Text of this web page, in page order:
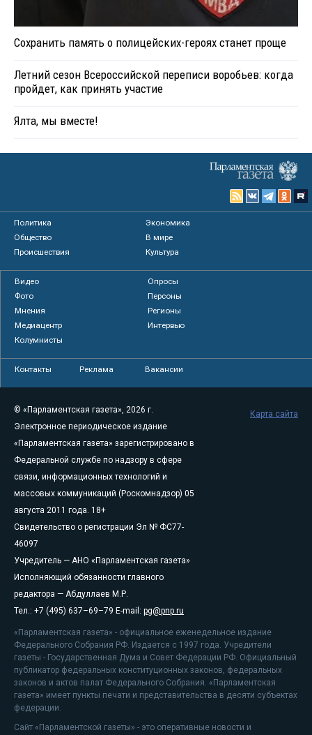
Сохранить память о полицейских-героях станет проще
Летний сезон Всероссийской переписи воробьев: когда
пройдет, как принять участие
Ялта, мы вместе!
Политика
Экономика
Общество
В мире
Происшествия
Культура
Видео
Опросы
Фото
Персоны
Мнения
Регионы
Медиацентр
Интервью
Колумнисты
Контакты Реклама Вакансии
© «Парламентская газета», 2026 г.
Электронное периодическое издание
«Парламентская газета» зарегистрировано в
Федеральной службе по надзору в сфере
связи, информационных технологий и
массовых коммуникаций (Роскомнадзор) 05
августа 2011 года. 18+
Свидетельство о регистрации Эл № ФС77-
46097
Учредитель — АНО «Парламентская газета»
Исполняющий обязанности главного
редактора — Абдуллаев М.Р.
Тел.: +7 (495) 637–69–79 E-mail: pg@pnp.ru
«Парламентская газета» - официальное еженедельное издание
Федерального Собрания РФ. Издается с 1997 года. Учредители
газеты - Государственная Дума и Совет Федерации РФ. Официальный
публикатор федеральных конституционных законов, федеральных
законов и актов палат Федерального Собрания. «Парламентская
газета» имеет пункты печати и представительства в десяти субъектах
федерации.
Сайт «Парламентской газеты» - это оперативные новости и
Карта сайта